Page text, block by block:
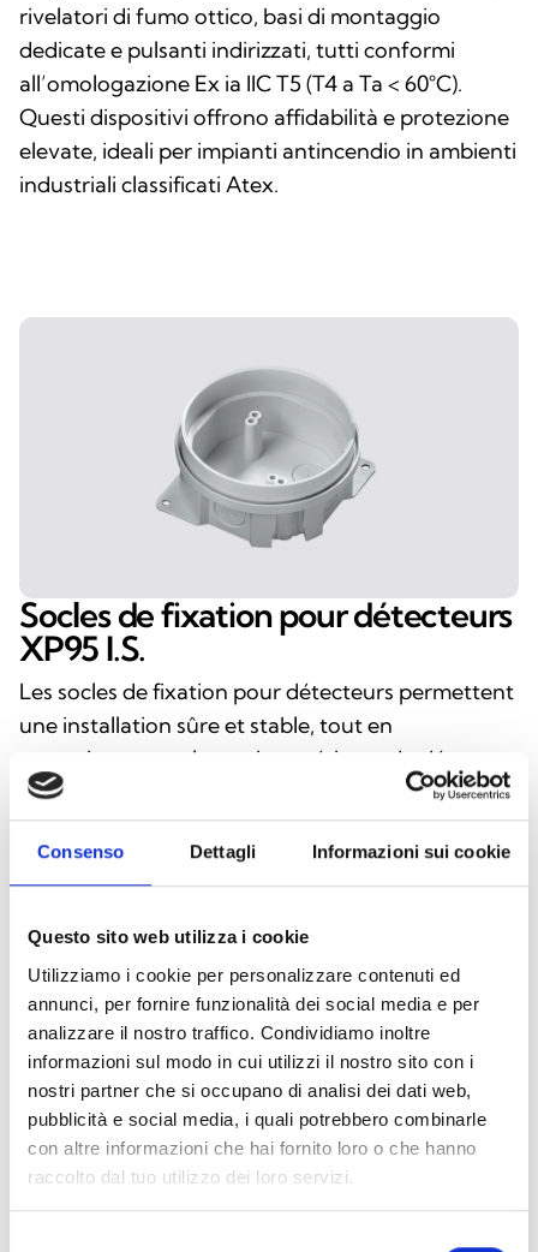
Consenso Dettagli Informazioni sui cookie
Questo sito web utilizza i cookie
Utilizziamo i cookie per personalizzare contenuti ed
annunci, per fornire funzionalità dei social media e per
analizzare il nostro traffico. Condividiamo inoltre
informazioni sul modo in cui utilizzi il nostro sito con i
nostri partner che si occupano di analisi dei dati web,
pubblicità e social media, i quali potrebbero combinarle
con altre informazioni che hai fornito loro o che hanno
raccolto dal tuo utilizzo dei loro servizi.
rivelatori di fumo ottico, basi di montaggio
dedicate e pulsanti indirizzati, tutti conformi
all’omologazione Ex ia IIC T5 (T4 a Ta < 60°C).
Questi dispositivi offrono affidabilità e protezione
elevate, ideali per impianti antincendio in ambienti
industriali classificati Atex.
Socles de fixation pour détecteurs
XP95 I.S.
Les socles de fixation pour détecteurs permettent
une installation sûre et stable, tout en
garantissant que la partie supérieure du détecteur
reste étanche et correctement raccordée aux
conduites extérieures. Fabriqués en plastique
résistant, ils sont compatibles avec les conduites
apparentes PG16, assurant ainsi une protection
contre les agents extérieurs et facilitant leur
l'incendie.